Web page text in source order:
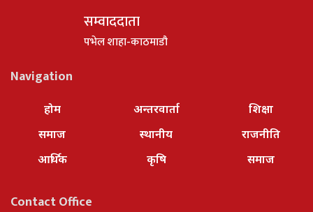
सम्वाददाता
पभेल शाहा-काठमाडौ
Navigation
होम
समाज
आर्थिक
अन्तरवार्ता
स्थानीय
कृषि
शिक्षा
राजनीति
समाज
Contact Office